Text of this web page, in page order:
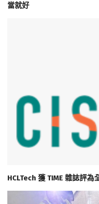
當就好
HCLTech 獲 TIME 雜誌評